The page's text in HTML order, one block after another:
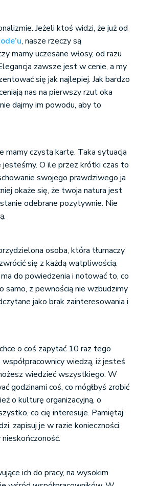
Jeżeli ktoś widzi, że już od
, nasze rzeczy są
mamy uczesane włosy, od razu
zawsze jest w cenie, a my
się jak najlepiej. Jak bardzo
nas na pierwszy rzut oka
dajmy im powodu, aby to
mamy czystą kartę. Taka sytuacja
jesteśmy. O ile przez krótki czas to
swojego prawdziwego ja
okaże się, że twoja natura jest
odebrane pozytywnie. Nie
osoba, która tłumaczy
się z każdą wątpliwością.
do powiedzenia i notować to, co
samo, z pewnością nie wzbudzimy
jako brak zainteresowania i
o coś zapytać 10 raz tego
wiedzą, iż jesteś
wiedzieć wszystkiego. W
godzinami coś, co mógłbyś zrobić
o kulturę organizacyjną, o
co cię interesuje. Pamiętaj
zapisuj je w razie konieczności.
ich do pracy, na wysokim